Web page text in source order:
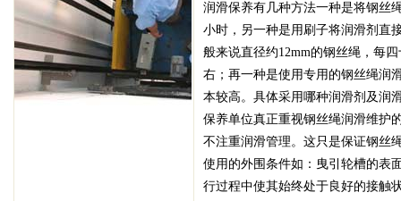
润滑保养有几种方法一种是将钢丝
小时，另一种是用刷子将润滑剂直
般来说直径约12mm的钢丝绳，每
右；再一种是使用专用的钢丝绳润
本较高。具体采用哪种润滑剂及润
保养单位真正重视钢丝绳润滑维护
不注重润滑管理。这只是保证钢丝
使用的外围条件如：曳引轮槽的表
行过程中使其始终处于良好的接触